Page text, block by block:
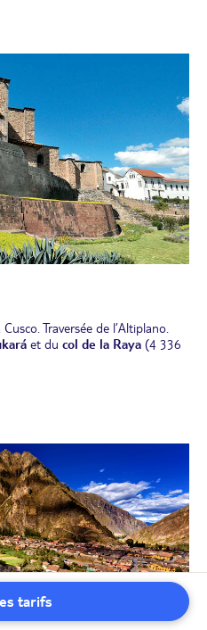
tarifs
Taquile et la cordillère
m).
Traversée de l’Altiplano.
et du col de la Raya (4 336
site de
: 4 336 m), dîner et installation